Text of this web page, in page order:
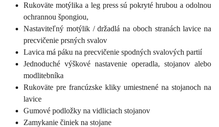
Rukoväte motýlika a leg press sú pokryté hrubou a odolnou
ochrannou špongiou,
Nastaviteľný motýlik / držadlá na oboch stranách lavice na
precvičenie prsných svalov
Lavica má páku na precvičenie spodných svalových partií
Jednoduché výškové nastavenie operadla, stojanov alebo
modlitebníka
Rukoväte pre francúzske kliky umiestnené na stojanoch na
lavice
Gumové podložky na vidliciach stojanov
Zamykanie činiek na stojane